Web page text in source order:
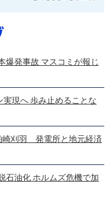
爆発事故 マスコミが報じ
実現へ 歩み止めることな
崎刈羽 発電所と地元経済
石油化 ホルムズ危機で加